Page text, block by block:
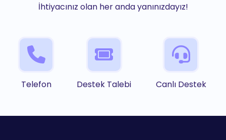
İhtiyacınız olan her anda yanınızdayız!
Telefon Destek Talebi Canlı Destek